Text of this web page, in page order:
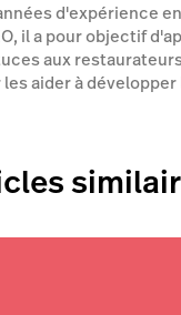
d'expérience
il a pour objectif
aux
aider à